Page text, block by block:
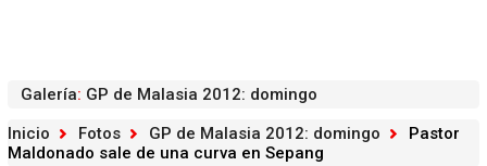
Galería: GP de Malasia 2012: domingo
Inicio
Fotos GP de Malasia 2012: domingo
Pastor
Maldonado sale de una curva en Sepang